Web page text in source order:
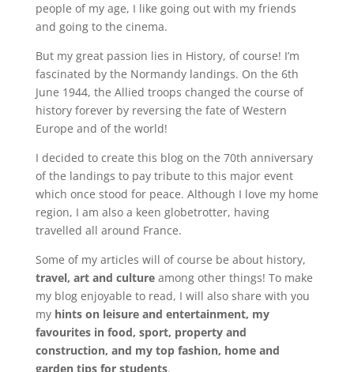
people of my age, I like going out with my friends
and going to the cinema.
But my great passion lies in History, of course! I’m
fascinated by the Normandy landings. On the 6th
June 1944, the Allied troops changed the course of
history forever by reversing the fate of Western
Europe and of the world!
I decided to create this blog on the 70th anniversary
of the landings to pay tribute to this major event
which once stood for peace. Although I love my home
region, I am also a keen globetrotter, having
travelled all around France.
Some of my articles will of course be about history,
travel, art and cultureamong other things! To make
my blog enjoyable to read, I will also share with you
my hints on leisure and entertainment, my
favourites in food, sport, property and
construction, and my top fashion, home and
garden tips for students.